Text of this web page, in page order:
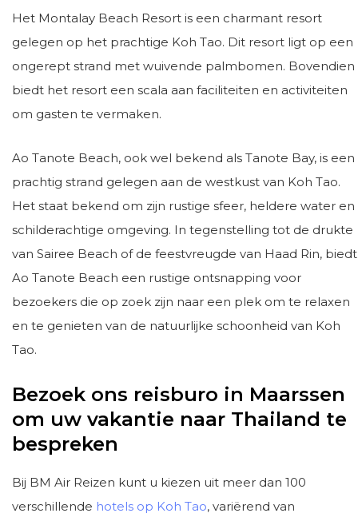
Het Montalay Beach Resort is een charmant resort
gelegen op het prachtige Koh Tao. Dit resort ligt op een
ongerept strand met wuivende palmbomen. Bovendien
biedt het resort een scala aan faciliteiten en activiteiten
om gasten te vermaken.
Ao Tanote Beach, ook wel bekend als Tanote Bay, is een
prachtig strand gelegen aan de westkust van Koh Tao.
Het staat bekend om zijn rustige sfeer, heldere water en
schilderachtige omgeving. In tegenstelling tot de drukte
van Sairee Beach of de feestvreugde van Haad Rin, biedt
Ao Tanote Beach een rustige ontsnapping voor
bezoekers die op zoek zijn naar een plek om te relaxen
en te genieten van de natuurlijke schoonheid van Koh
Tao.
Bezoek ons reisburo in Maarssen
om uw vakantie naar Thailand te
bespreken
Bij BM Air Reizen kunt u kiezen uit meer dan 100
verschillende hotels op Koh Tao, variërend van